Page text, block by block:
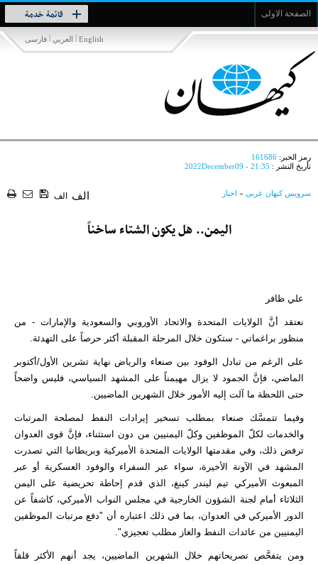
الصفحة الاولى قائمة خدمة
Toggle
navigation
فارسی | العربي | English
رمز الخبر: 161686
تأريخ النشر : 2022December09 - 21:35
سرویس کیهان عربی » اخبار الف الف
اليمن.. هل يكون الشتاء ساخناً
علي ظافر
نعتقد أنَّ الولايات المتحدة والاتحاد الأوروبي والسعودية والإمارات - من
منظور براغماتي - ستكون خلال المرحلة المقبلة أكثر حرصاً على التهدئة.
على الرغم من تبادل الوفود بين صنعاء والرياض نهاية تشرين الأول/أكتوبر
الماضي، فإنَّ الجمود لا يزال مهيمناً على المشهد السياسي، فليس واضحاً
حتى اللحظة ما آلت إليه الأمور خلال الشهرين الماضيين.
وفيما تتمسَّك صنعاء بمطلب تسخير إيرادات النفط لمصلحة المرتبات
والخدمات لكلّ الموظفين وكلّ اليمنيين من دون استثناء، فإنَّ قوى العدوان
ترفض ذلك، وفي مقدمتها الولايات المتحدة الأميركية وبريطانيا التي تصدرت
المشهد في الآونة الأخيرة، سواء عبر السفراء والوفود العسكرية أو عبر
المبعوث الأميركي تيم ليندر كينغ، الذي قدم إحاطة تحريضية على اليمن
الثلاثاء أمام لجنة الشؤون الخارجية في مجلس النواب الأميركي، كاشفاً عن
الدور الأميركي في العدوان، بما في ذلك اعتباره أن "دفع مرتبات الموظفين
اليمنيين من عائدات النفط والغاز مطلب تعجيزي".
ومن يتفحَّص تصريحاتهم خلال الشهرين الماضيين، يجد أنهم الأكثر قلقاً